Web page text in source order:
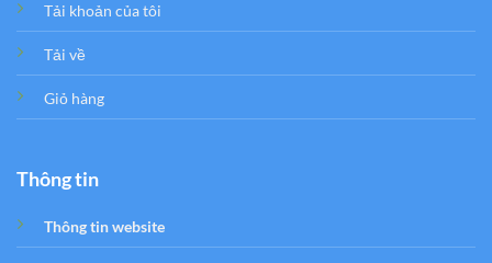
Tải khoản của tôi
Tải về
Giỏ hàng
Thông tin
Thông tin website